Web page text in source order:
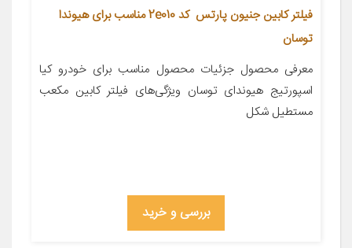
فیلتر کابین جنیون پارتس کد 2e010 مناسب برای هیوندا
توسان
معرفی محصول جزئیات محصول مناسب برای خودرو کیا
اسپورتیج هیوندای توسان ویژگی‌های فیلتر کابین مکعب
مستطیل شکل
بررسی و خرید